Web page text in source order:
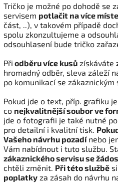
Tričko je možné po dohodě se
servisem potlačit na více
část, ..), v takovém případě
spolu zkonzultujeme a
odsouhlasení bude tričko
Při odběru více kusů získáváte
hromadný odběr, sleva záleží
po komunikací se zákaznickým
Pokud jde o text, příp. grafiku
co nejkvalitnější soubor ve
jde o fotografii je také nutné
pro detailní i kvalitní tisk.
Vašeho návrhu pozadínebo
Vám nabídnout i tuto službu.
zákaznického servisu se
chtěli změnit. Při této službě
poplatky za zásah do návrhu